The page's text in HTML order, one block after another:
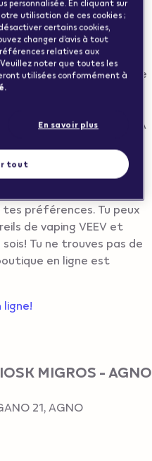
à AGNO? Voici la liste
à AGNO. Dans la
de cigarettes
ONE, VEEV NOW ULTRA
sans fumée. Les vapes
saveurs comme
Blueberry et bien plus
le bon appareil en
préférences. Tu peux
de vaping VEEV et
Tu ne trouves pas de
en ligne est
MIGROS - AGNO
21,AGNO
personnalisée. En cliquant sur
utilisation de ces cookies ;
certains cookies,
changer d’avis à tout
relatives aux
noter que toutes les
utilisées conformément à
En savoir plus
tout